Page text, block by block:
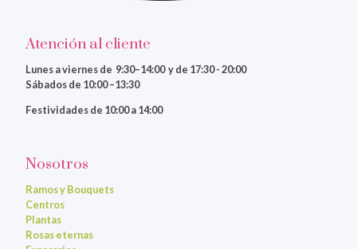
Atención al cliente
Lunes a viernesde 9:30–14:00 y de 17:30 - 20:00
Sábados de 10:00 –13:30
Festividades de 10:00 a 14:00
Nosotros
Ramos y Bouquets
Centros
Plantas
Rosas eternas